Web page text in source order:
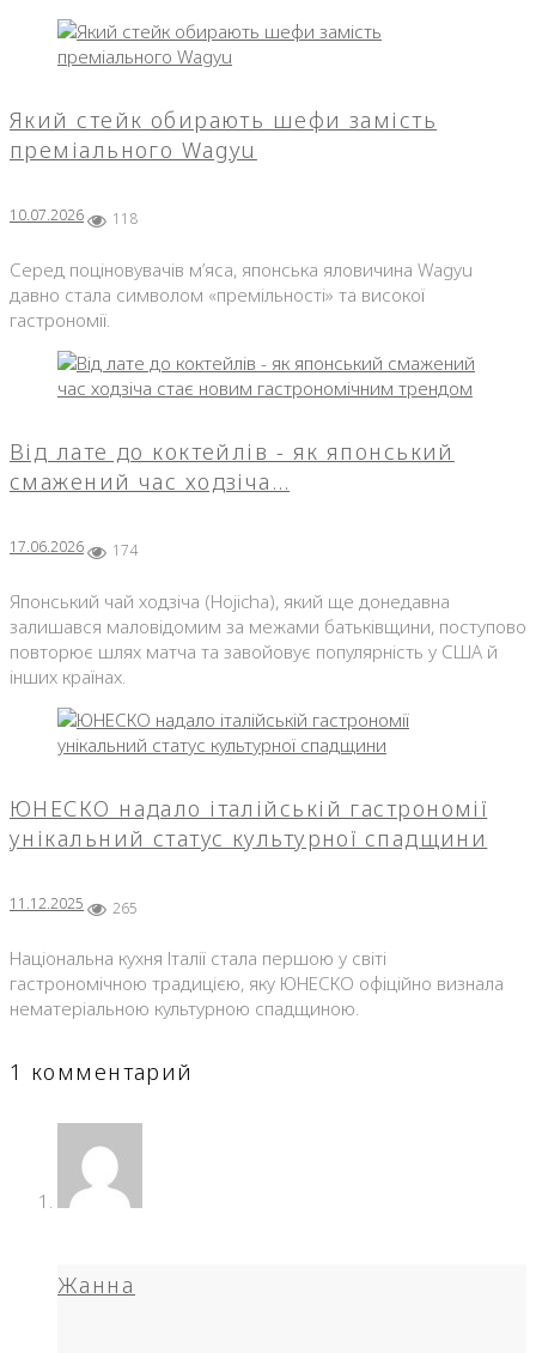
Який стейк обирають шефи замість
преміального Wagyu
10.07.2026 118
Серед поціновувачів м’яса, японська яловичина Wagyu
давно стала символом «премільності» та високої
гастрономії.
Від лате до коктейлів - як японський
смажений час ходзіча…
17.06.2026 174
Японський чай ходзіча (Hojicha), який ще донедавна
залишався маловідомим за межами батьківщини, поступово
повторює шлях матча та завойовує популярність у США й
інших країнах.
ЮНЕСКО надало італійській гастрономії
унікальний статус культурної спадщини
11.12.2025 265
Національна кухня Італії стала першою у світі
гастрономічною традицією, яку ЮНЕСКО офіційно визнала
нематеріальною культурною спадщиною.
1 комментарий
Жанна